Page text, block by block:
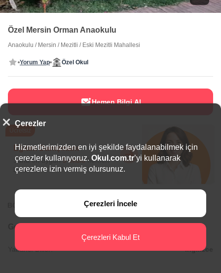
Özel Mersin Orman Anaokulu
Anaokulu / Mersin / Mezitli / Eski Mezitli Mahallesi
Yorum Yap Özel Okul
Hemen Bilgi Al
Eğitim Danışmanı
Sana en uygun5 okuluhemen
bulalım.
BÖLGEDE ÖNE ÇIKAN OKULLAR
Genel Bilgiler
Yabancı Diller: İngilizce
Çerezler
Hizmetlerimizden en iyi şekilde faydalanabilmek için
çerezler kullanıyoruz. Okul.com.tr’yi kullanarak
çerezlere izin vermiş olursunuz.
Çerezleri İncele
Çerezleri Kabul Et